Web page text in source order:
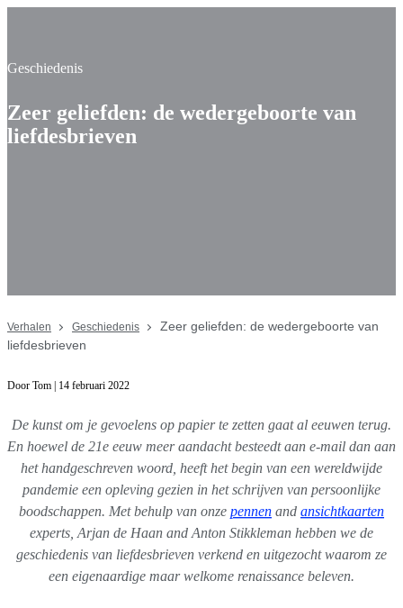
Geschiedenis
Zeer geliefden: de wedergeboorte van
liefdesbrieven
Verhalen Geschiedenis
Zeer geliefden: de wedergeboorte van
liefdesbrieven
Door Tom | 14 februari 2022
De kunst om je gevoelens op papier te zetten gaat al eeuwen terug.
En hoewel de 21e eeuw meer aandacht besteedt aan e-mail dan aan
het handgeschreven woord, heeft het begin van een wereldwijde
pandemie een opleving gezien in het schrijven van persoonlijke
boodschappen. Met behulp van onze pennen and ansichtkaarten
experts, Arjan de Haan and Anton Stikkleman hebben we de
geschiedenis van liefdesbrieven verkend en uitgezocht waarom ze
een eigenaardige maar welkome renaissance beleven.